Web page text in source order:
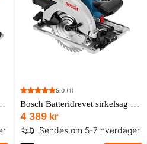
12V-26 Professional
5.0 (1)
Bosch Batteridrevet sirkelsag GKS 18V-57 G Professional Solo
4 389 kr
Sendes om 5-7 hverdager